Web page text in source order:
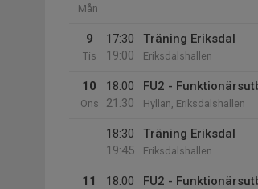
Mån
9
Tis
17:30
19:00
Träning Eriksdal
Eriksdalshallen
10
Ons
18:00
21:30
FU2 -
Hyllan, Eriksdalshallen
18:30
19:45
Träning Eriksdal
Eriksdalshallen
11
18:00
FU2 -